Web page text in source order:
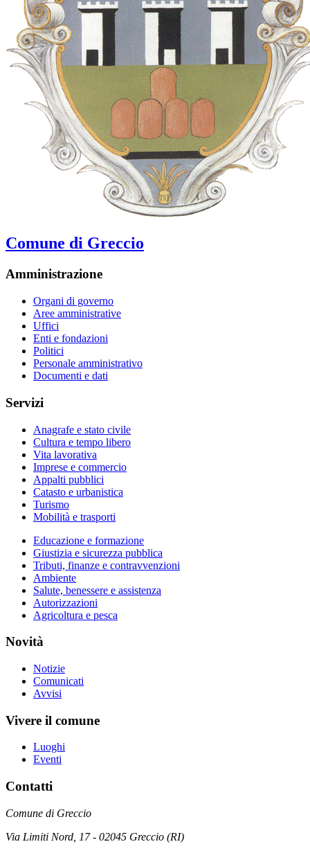
Comune di Greccio
Amministrazione
Organi di governo
Aree amministrative
Uffici
Enti e fondazioni
Politici
Personale amministrativo
Documenti e dati
Servizi
Anagrafe e stato civile
Cultura e tempo libero
Vita lavorativa
Imprese e commercio
Appalti pubblici
Catasto e urbanistica
Turismo
Mobilità e trasporti
Educazione e formazione
Giustizia e sicurezza pubblica
Tributi, finanze e contravvenzioni
Ambiente
Salute, benessere e assistenza
Autorizzazioni
Agricoltura e pesca
Novità
Notizie
Comunicati
Avvisi
Vivere il comune
Luoghi
Eventi
Contatti
Comune di Greccio
Via Limiti Nord, 17 - 02045 Greccio (RI)